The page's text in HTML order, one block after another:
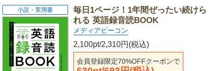
毎日1ページ！1年間ぜったい続けら
れる 英語録音読BOOK
メディアビーコン
2,100pt/2,310円(税込)
会員登録限定70%OFFクーポンで
小説・実用書